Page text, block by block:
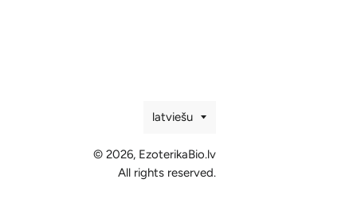
Valoda
latviešu
© 2026, EzoterikaBio.lv
All rights reserved.